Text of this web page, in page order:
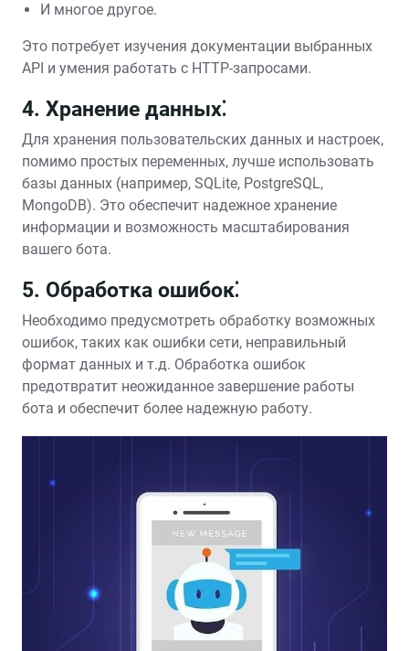
И многое другое.
Это потребует изучения документации выбранных
API и умения работать с HTTP-запросами.
4. Хранение данных⁚
Для хранения пользовательских данных и настроек,
помимо простых переменных, лучше использовать
базы данных (например, SQLite, PostgreSQL,
MongoDB). Это обеспечит надежное хранение
информации и возможность масштабирования
вашего бота.
5. Обработка ошибок⁚
Необходимо предусмотреть обработку возможных
ошибок, таких как ошибки сети, неправильный
формат данных и т.д. Обработка ошибок
предотвратит неожиданное завершение работы
бота и обеспечит более надежную работу.